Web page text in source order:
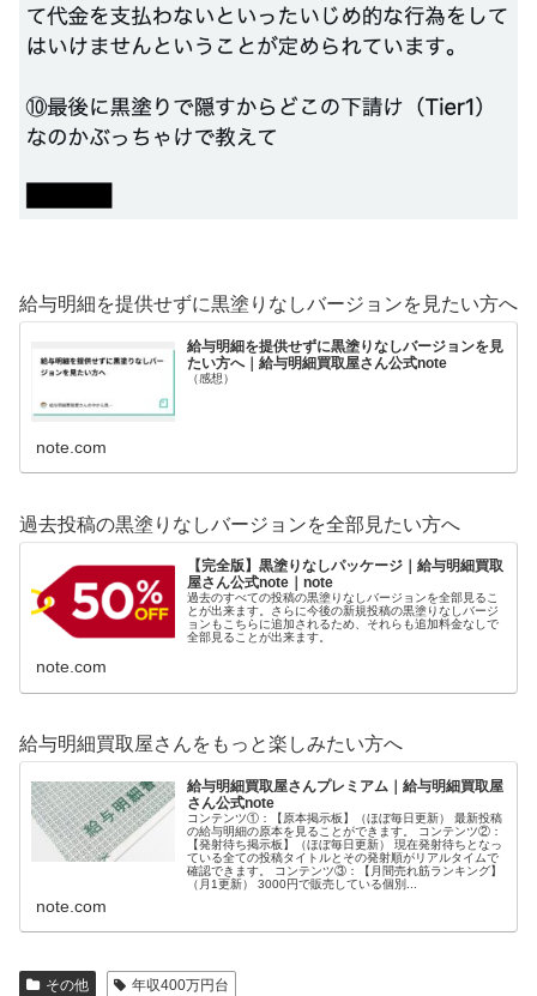
給与明細を提供せずに黒塗りなしバージョンを見たい方へ
給与明細を提供せずに黒塗りなしバージョンを見
たい方へ｜給与明細買取屋さん公式note
（感想）
note.com
過去投稿の黒塗りなしバージョンを全部見たい方へ
【完全版】黒塗りなしパッケージ｜給与明細買取
屋さん公式note｜note
過去のすべての投稿の黒塗りなしバージョンを全部見るこ
とが出来ます。さらに今後の新規投稿の黒塗りなしバージ
ョンもこちらに追加されるため、それらも追加料金なしで
全部見ることが出来ます。
note.com
給与明細買取屋さんをもっと楽しみたい方へ
給与明細買取屋さんプレミアム｜給与明細買取屋
さん公式note
コンテンツ①：【原本掲示板】（ほぼ毎日更新） 最新投稿
の給与明細の原本を見ることができます。 コンテンツ②：
【発射待ち掲示板】（ほぼ毎日更新） 現在発射待ちとなっ
ている全ての投稿タイトルとその発射順がリアルタイムで
確認できます。 コンテンツ③：【月間売れ筋ランキング】
（月1更新） 3000円で販売している個別...
note.com
その他 年収400万円台